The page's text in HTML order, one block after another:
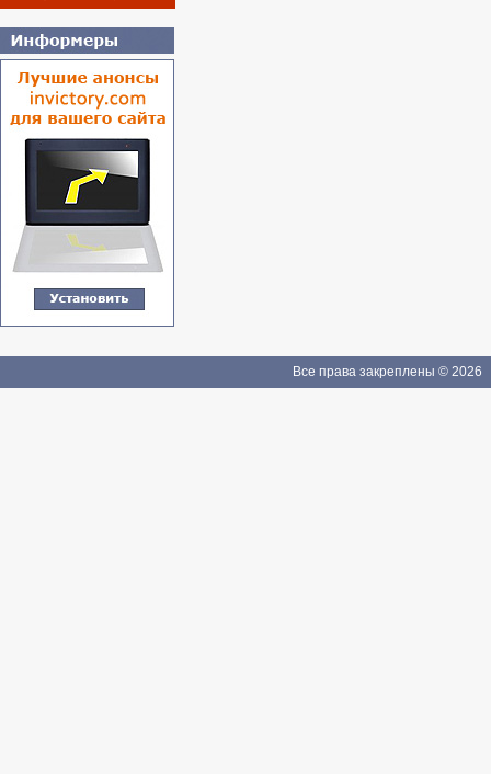
Все права закреплены © 2026